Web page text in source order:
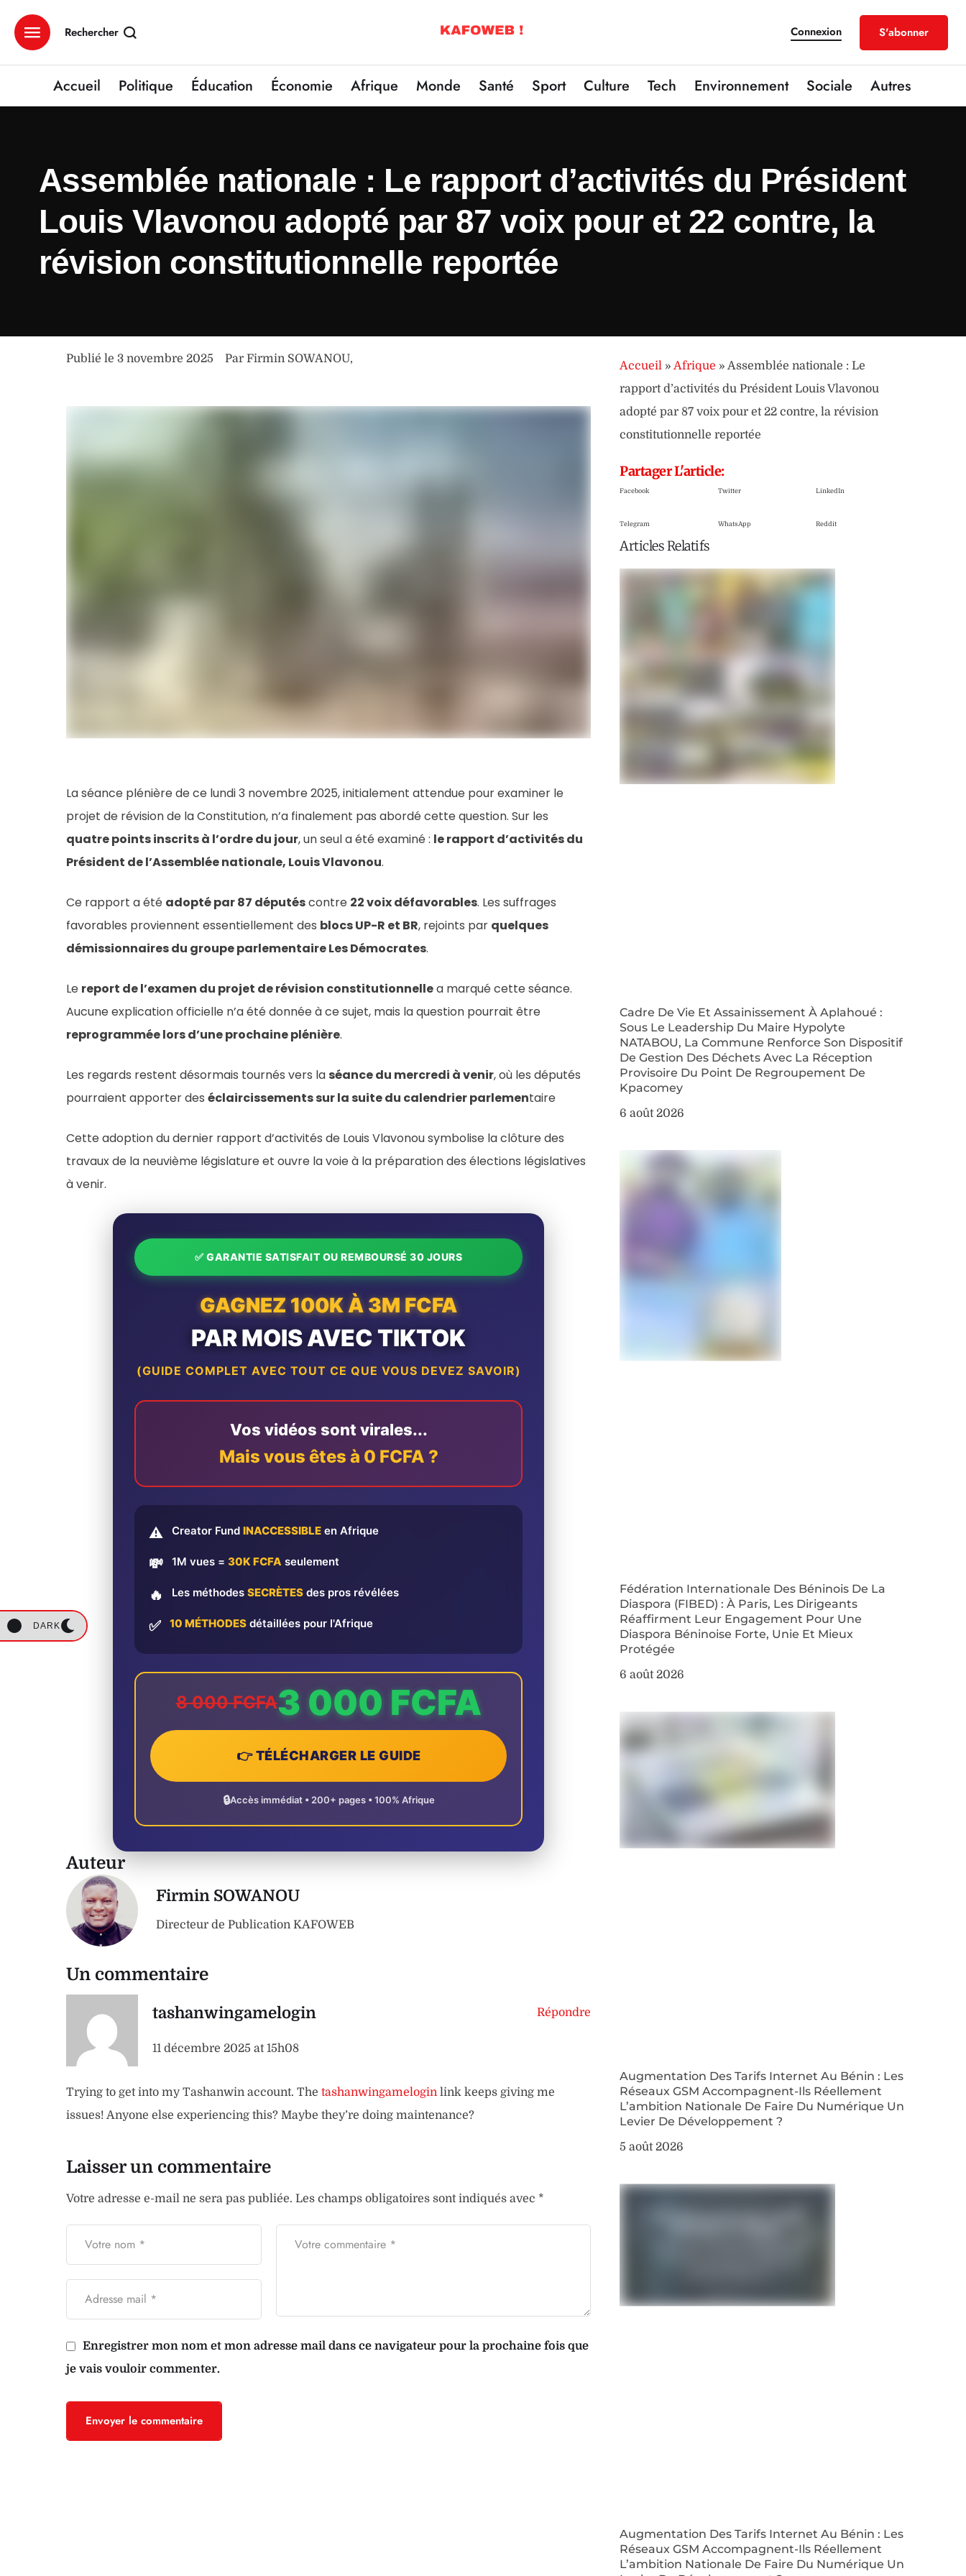
Rechercher Connexion S'abonner
Accueil Politique Éducation Économie Afrique Monde Santé Sport Culture Tech Environnement Sociale Autres
DARK
Assemblée nationale : Le rapport d’activités du Président
Louis Vlavonou adopté par 87 voix pour et 22 contre, la
révision constitutionnelle reportée
Publié le 3 novembre 2025 Par Firmin SOWANOU,
La séance plénière de ce lundi 3 novembre 2025, initialement attendue pour examiner le
projet de révision de la Constitution, n’a finalement pas abordé cette question. Sur les
quatre points inscrits à l’ordre du jour, un seul a été examiné : le rapport d’activités du
Président de l’Assemblée nationale, Louis Vlavonou.
Ce rapport a été adopté par 87 députéscontre 22 voix défavorables. Les suffrages
favorables proviennent essentiellement des blocs UP-R et BR, rejoints par quelques
démissionnaires du groupe parlementaire Les Démocrates.
Le report de l’examen du projet de révision constitutionnellea marqué cette séance.
Aucune explication officielle n’a été donnée à ce sujet, mais la question pourrait être
reprogrammée lors d’une prochaine plénière.
Les regards restent désormais tournés vers la séance du mercredi à venir, où les députés
pourraient apporter des éclaircissements sur la suite du calendrier parlementaire
Cette adoption du dernier rapport d’activités de Louis Vlavonou symbolise la clôture des
travaux de la neuvième législature et ouvre la voie à la préparation des élections législatives
à venir.
✅ GARANTIE SATISFAIT OU REMBOURSÉ 30 JOURS
GAGNEZ 100K À 3M FCFA
PAR MOIS AVEC TIKTOK
(GUIDE COMPLET AVEC TOUT CE QUE VOUS DEVEZ SAVOIR)
Vos vidéos sont virales...
Mais vous êtes à 0 FCFA ?
⚠️ Creator Fund INACCESSIBLE en Afrique
💸 1M vues = 30K FCFA seulement
🔥 Les méthodes SECRÈTES des pros révélées
✅ 10 MÉTHODES détaillées pour l'Afrique
8 000 FCFA3 000 FCFA
👉 TÉLÉCHARGER LE GUIDE
🔒Accès immédiat • 200+ pages • 100% Afrique
Auteur
Firmin SOWANOU
Directeur de Publication KAFOWEB
Un commentaire
tashanwingamelogin Répondre
11 décembre 2025 at 15h08
Trying to get into my Tashanwin account. The tashanwingamelogin link keeps giving me
issues! Anyone else experiencing this? Maybe they’re doing maintenance?
Laisser un commentaire
Votre adresse e-mail ne sera pas publiée. Les champs obligatoires sont indiqués avec *
Enregistrer mon nom et mon adresse mail dans ce navigateur pour la prochaine fois que
je vais vouloir commenter.
Envoyer le commentaire
Accueil » Afrique » Assemblée nationale : Le
rapport d’activités du Président Louis Vlavonou
adopté par 87 voix pour et 22 contre, la révision
constitutionnelle reportée
Partager L'article:
Facebook Twitter LinkedIn
Telegram WhatsApp Reddit
Articles Relatifs
Cadre De Vie Et Assainissement À Aplahoué :
Sous Le Leadership Du Maire Hypolyte
NATABOU, La Commune Renforce Son Dispositif
De Gestion Des Déchets Avec La Réception
Provisoire Du Point De Regroupement De
Kpacomey
6 août 2026
Fédération Internationale Des Béninois De La
Diaspora (FIBED) : À Paris, Les Dirigeants
Réaffirment Leur Engagement Pour Une
Diaspora Béninoise Forte, Unie Et Mieux
Protégée
6 août 2026
Augmentation Des Tarifs Internet Au Bénin : Les
Réseaux GSM Accompagnent-Ils Réellement
L’ambition Nationale De Faire Du Numérique Un
Levier De Développement ?
5 août 2026
Augmentation Des Tarifs Internet Au Bénin : Les
Réseaux GSM Accompagnent-Ils Réellement
L’ambition Nationale De Faire Du Numérique Un